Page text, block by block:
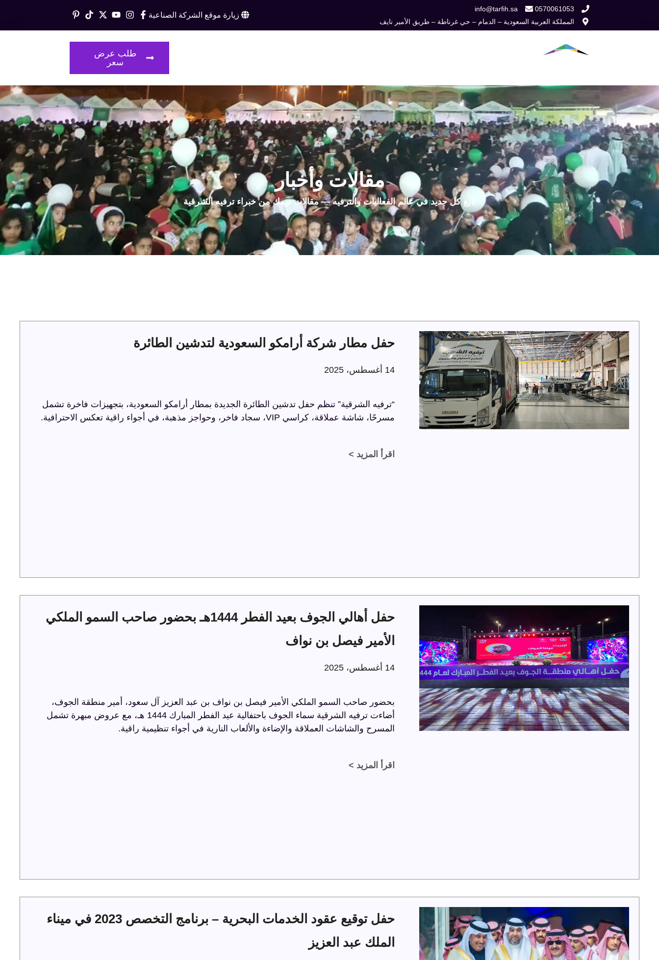
0570061053
info@tarfih.sa
المملكة العربية السعودية – الدمام – حي غرناطة – طريق الأمير نايف
زيارة موقع الشركة الصناعية
طلب عرض
سعر
مقالات وأخبار
تابع كل جديد في عالم الفعاليات والترفيه — مقالات تهمك من خبراء ترفيه الشرقية
حفل مطار شركة أرامكو السعودية لتدشين الطائرة
14 أغسطس، 2025
“ترفيه الشرقية” تنظم حفل تدشين الطائرة الجديدة بمطار أرامكو السعودية، بتجهيزات فاخرة تشمل
مسرحًا، شاشة عملاقة، كراسي VIP، سجاد فاخر، وحواجز مذهبة، في أجواء راقية تعكس الاحترافية.
اقرأ المزيد >
حفل أهالي الجوف بعيد الفطر 1444هـ بحضور صاحب السمو الملكي
الأمير فيصل بن نواف
14 أغسطس، 2025
بحضور صاحب السمو الملكي الأمير فيصل بن نواف بن عبد العزيز آل سعود، أمير منطقة الجوف،
أضاءت ترفيه الشرقية سماء الجوف باحتفالية عيد الفطر المبارك 1444 هـ، مع عروض مبهرة تشمل
المسرح والشاشات العملاقة والإضاءة والألعاب النارية في أجواء تنظيمية راقية.
اقرأ المزيد >
حفل توقيع عقود الخدمات البحرية – برنامج التخصص 2023 في ميناء
الملك عبد العزيز